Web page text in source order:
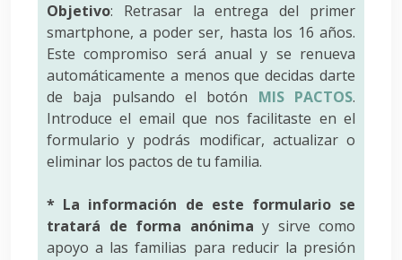
Objetivo: Retrasar la entrega del primer
smartphone, a poder ser, hasta los 16 años.
Este compromiso será anual y se renueva
automáticamente a menos que decidas darte
de baja pulsando el botón MIS PACTOS.
Introduce el email que nos facilitaste en el
formulario y podrás modificar, actualizar o
eliminar los pactos de tu familia.
* La información de este formulario se
tratará de forma anónima y sirve como
apoyo a las familias para reducir la presión